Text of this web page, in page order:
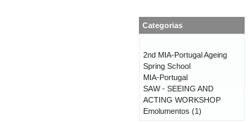
Categorias
2nd MIA-Portugal Ageing
Spring School
MIA-Portugal
SAW - SEEING AND
ACTING WORKSHOP
Emolumentos (1)